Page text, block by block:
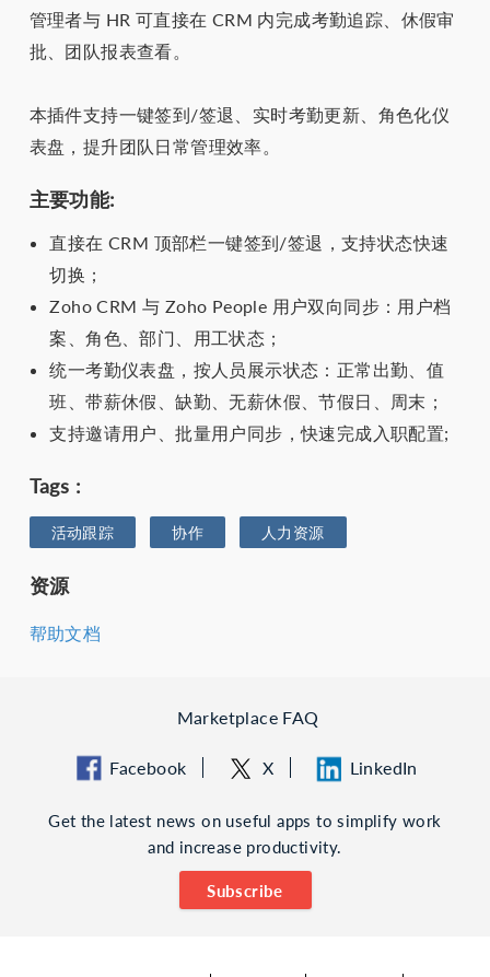
管理者与 HR 可直接在 CRM 内完成考勤追踪、休假审
批、团队报表查看。
本插件支持一键签到/签退、实时考勤更新、角色化仪
表盘，提升团队日常管理效率。
主要功能:
直接在 CRM 顶部栏一键签到/签退，支持状态快速
切换；
Zoho CRM 与 Zoho People 用户双向同步：用户档
案、角色、部门、用工状态；
统一考勤仪表盘，按人员展示状态：正常出勤、值
班、带薪休假、缺勤、无薪休假、节假日、周末；
支持邀请用户、批量用户同步，快速完成入职配置;
Tags :
活动跟踪 协作 人力资源
资源
帮助文档
Marketplace FAQ
Facebook X LinkedIn
Get the latest news on useful apps to simplify work
and increase productivity.
Subscribe